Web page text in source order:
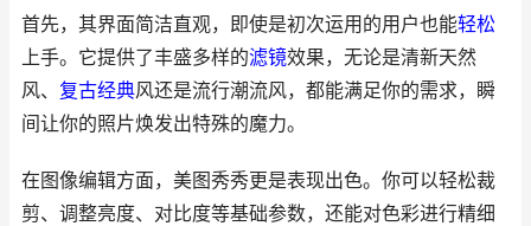
首先，其界面简洁直观，即使是初次运用的用户也能轻松
上手。它提供了丰盛多样的滤镜效果，无论是清新天然
风、 复古经典风还是流行潮流风，都能满足你的需求，瞬
间让你的照片焕发出特殊的魔力。
在图像编辑方面，美图秀秀更是表现出色。你可以轻松裁
剪、调整亮度、对比度等基础参数，还能对色彩进行精细